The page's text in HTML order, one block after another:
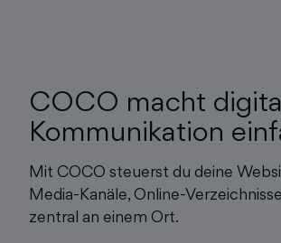
COCO macht
Kommunikation
Mit COCO steuerst du deine
Media-Kanäle, Online-
zentral an einem Ort.